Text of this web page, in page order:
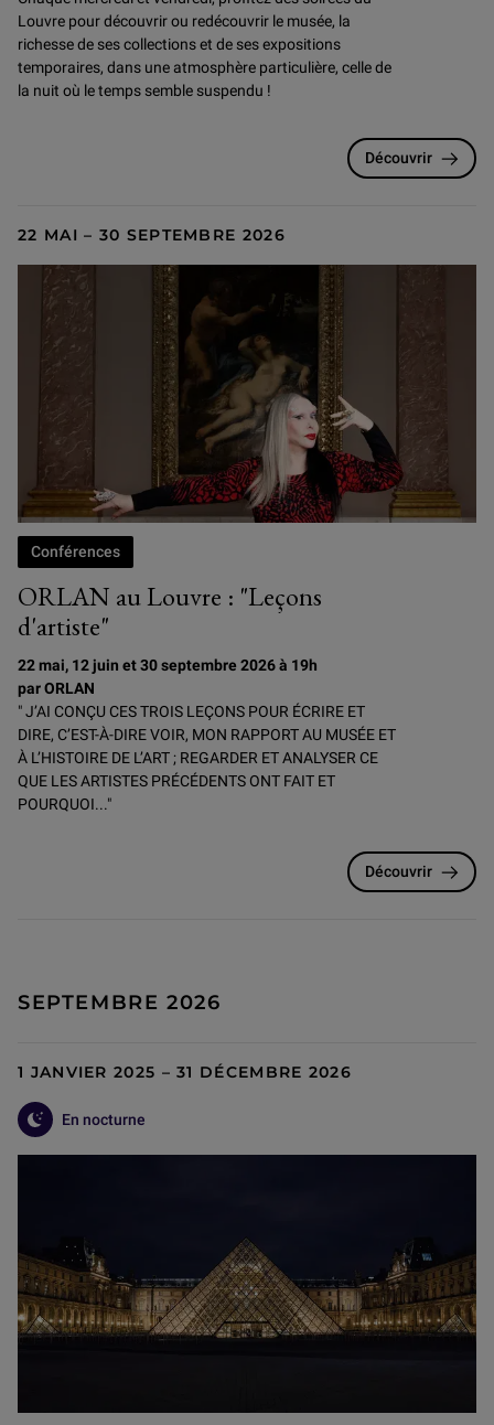
Louvre pourdécouvrir ou redécouvrir le musée, la
richesse de ses collections et de ses expositions
temporaires, dans une atmosphère particulière, celle de
la nuit où le temps semble suspendu !
Découvrir
22 MAI – 30 SEPTEMBRE 2026
ORLAN au Louvre : "Leçons
d'artiste"
Conférences
22 mai, 12 juin et 30 septembre 2026 à 19h
par ORLAN
" J’AI CONÇU CES TROIS LEÇONS POUR ÉCRIRE ET
DIRE, C’EST-À-DIRE VOIR, MON RAPPORT AU MUSÉE ET
À L’HISTOIRE DE L’ART ; REGARDER ET ANALYSER CE
QUE LES ARTISTES PRÉCÉDENTS ONT FAIT ET
POURQUOI..."
Découvrir
SEPTEMBRE 2026
1 JANVIER 2025 – 31 DÉCEMBRE 2026
En nocturne